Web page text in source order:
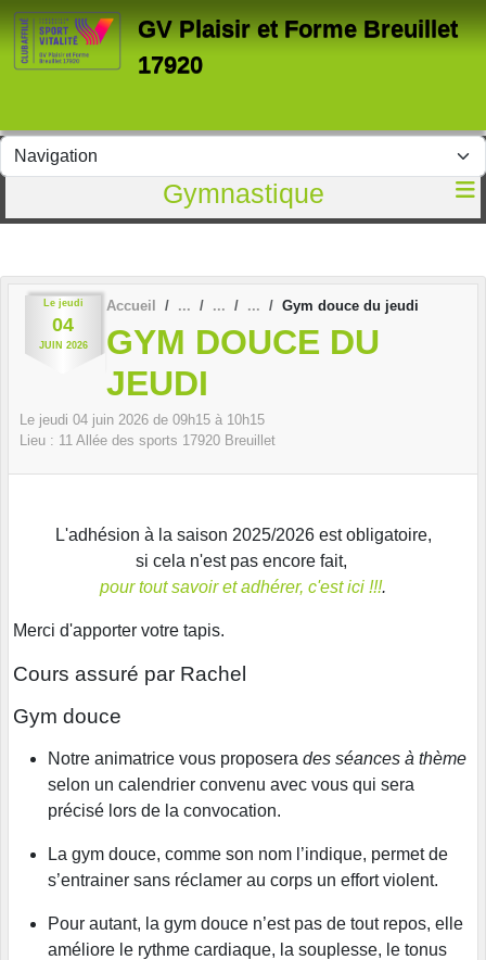
GV Plaisir et Forme Breuillet
17920
Gymnastique
Le jeudi
04
JUIN 2026
Accueil Gym douce du jeudi
GYM DOUCE DU
JEUDI
Le jeudi 04 juin 2026 de 09h15 à 10h15
Lieu : 11 Allée des sports 17920 Breuillet
L'adhésion à la saison 2025/2026 est obligatoire,
si cela n'est pas encore fait,
pour tout savoir et adhérer, c'est ici !!!.
Merci d'apporter votre tapis.
Cours assuré par Rachel
Gym douce
Notre animatrice vous proposera des séances à thème
selon un calendrier convenu avec vous qui sera
précisé lors de la convocation.
La gym douce, comme son nom l’indique, permet de
s’entrainer sans réclamer au corps un effort violent.
Pour autant, la gym douce n’est pas de tout repos, elle
améliore le rythme cardiaque, la souplesse, le tonus
Panneau de gestion des cookies